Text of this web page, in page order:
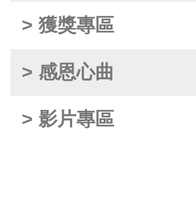
> 獲獎專區
> 感恩心曲
> 影片專區